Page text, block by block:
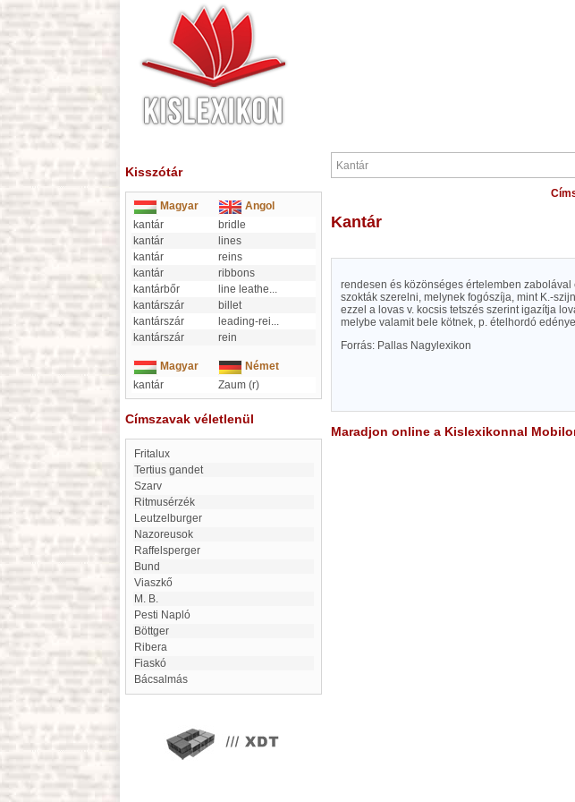
Kisszótár
Magyar
Angol
kantár
bridle
kantár
lines
kantár
reins
kantár
ribbons
kantárbőr
line leathe...
kantárszár
billet
kantárszár
leading-rei...
kantárszár
rein
Magyar
Német
kantár
Zaum (r)
Címszavak véletlenül
Fritalux
Tertius gandet
Szarv
Ritmusérzék
Leutzelburger
Nazoreusok
Raffelsperger
Bund
Viaszkő
M. B.
Pesti Napló
Böttger
Ribera
fiaskó
Bácsalmás
Kantár
rendesen és közönséges értelemben zabolával
szokták szerelni, melynek fogószíja, mint K.-
ezzel a lovas v. kocsis tetszés szerint igazítja
melybe valamit bele kötnek, p. ételhordó
Forrás: Pallas Nagylexikon
Maradjon online a Kislexikonnal